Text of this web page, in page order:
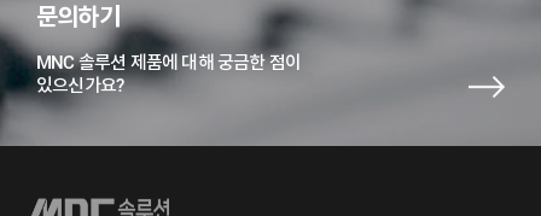
문의하기
MNC 솔루션 제품에 대해 궁금한 점이
있으신가요?